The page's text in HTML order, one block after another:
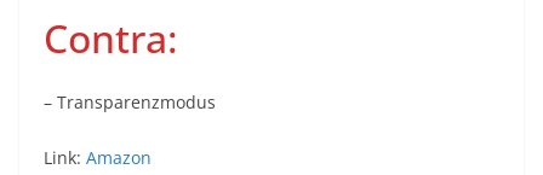
Contra:
– Transparenzmodus
Link: Amazon